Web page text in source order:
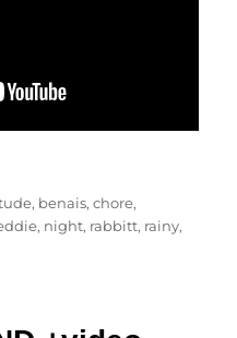
, benais,chore,
, night, rabbitt, rainy,